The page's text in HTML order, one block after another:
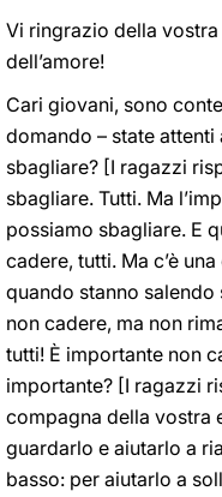
Vi ringrazio della
dell’amore!
Cari giovani, sono
domando – state
sbagliare? [I ragazzi
sbagliare. Tutti. Ma
possiamo sbagliare. E
cadere, tutti. Ma c’è
quando stanno salendo
non cadere, ma non
tutti! È importante non
importante? [I ragazzi
compagna della vostra
guardarlo e aiutarlo a
basso: per aiutarlo a